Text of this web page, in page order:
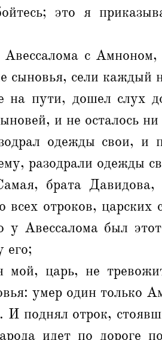
это я
с Амноном,
сыновья, сели каждый
пути, дошел слух
и не осталось
одежды свои, и
разодрали одежды
брата Давидова,
всех отроков, царских
Авессалома был
его;
мой, царь, не
умер один только
поднял отрок,
идет по дороге